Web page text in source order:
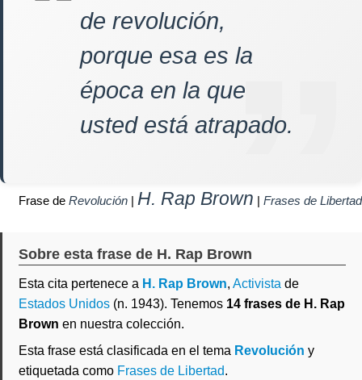
de revolución,
porque esa es la
época en la que
usted está atrapado.
Frase de Revolución | H. Rap Brown | Frases de Libertad
Sobre esta frase de H. Rap Brown
Esta cita pertenece a H. Rap Brown, Activista de
Estados Unidos (n. 1943). Tenemos 14 frases de H. Rap
Brown en nuestra colección.
Esta frase está clasificada en el tema Revolución y
etiquetada como Frases de Libertad.